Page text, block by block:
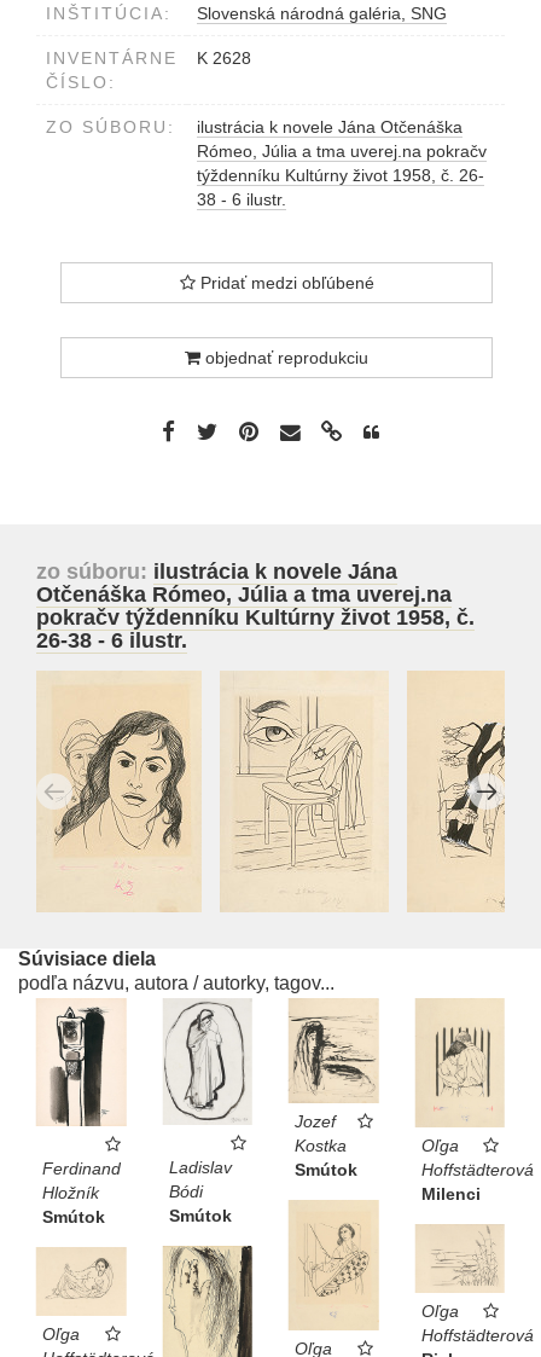
INŠTITÚCIA: Slovenská národná galéria, SNG
INVENTÁRNE
ČÍSLO:
K 2628
ZO SÚBORU:
ilustrácia k novele Jána Otčenáška
Rómeo, Júlia a tma uverej.na pokračv
týždenníku Kultúrny život 1958, č. 26-
38 - 6 ilustr.
Pridať medzi obľúbené
objednať reprodukciu
zo súboru: ilustrácia k novele Jána
Otčenáška Rómeo, Júlia a tma uverej.na
pokračv týždenníku Kultúrny život 1958, č.
26-38 - 6 ilustr.
Súvisiace diela
podľa názvu, autora / autorky, tagov...
Ferdinand
Hložník
Smútok
Ladislav
Bódi
Smútok
Jozef
Kostka
Smútok
Oľga
Hoffstädterová
Milenci
Oľga
Oľga
Hoffstädterová
Oľga